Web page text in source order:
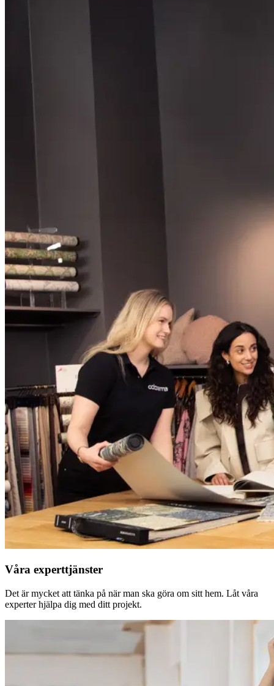
Våra experttjänster
Det är mycket att tänka på när man ska göra om sitt hem. Låt våra
experter hjälpa dig med ditt projekt.